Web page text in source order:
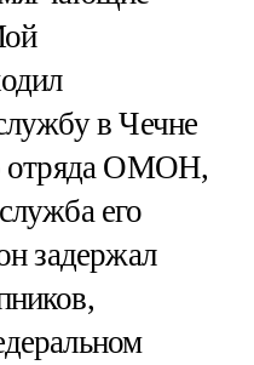
в Чечне
отряда ОМОН,
его
задержал